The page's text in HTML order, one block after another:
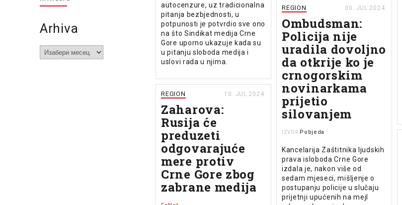
Arhiva
Arhiva
autocenzure, uz tradicionalna
pitanja bezbjednosti, u
potpunosti je potvrdio sve ono
na što Sindikat medija Crne
Gore uporno ukazuje kada su
u pitanju sloboda medija i
uslovi rada u njima.
REGION 30. JUL 2024.
Ombudsman:
Policija nije
uradila dovoljno
da otkrije ko je
crnogorskim
novinarkama
prijetio
silovanjem
IZVOR Pobjeda
Kancelarija Zaštitnika ljudskih
prava isloboda Crne Gore
izdala je, nakon više od
sedam mjeseci, mišljenje o
postupanju policije u slučaju
prijetnji upućenih na mejl
REGION 10. JUL 2024.
Zaharova:
Rusija će
preduzeti
odgovarajuće
mere protiv
Crne Gore zbog
zabrane medija